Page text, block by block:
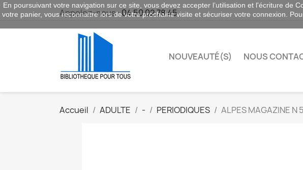
Appelez-nous :04 50 02 78 45
NOUVEAUTÉ(S) NOUS
Accueil ADULTE - PERIODIQUES ALPES MAGAZINE N
En poursuivant votre navigation sur ce site, vous devez accepter l’utilisation et l'écriture
votre panier, vous reconnaitre lors de votre prochaine visite et sécuriser votre connexion.